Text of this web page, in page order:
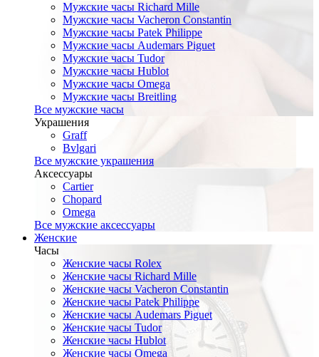
Мужские часы Richard Mille
Мужские часы Vacheron Constantin
Мужские часы Patek Philippe
Мужские часы Audemars Piguet
Мужские часы Tudor
Мужские часы Hublot
Мужские часы Omega
Мужские часы Breitling
Все мужские часы
Украшения
Graff
Bvlgari
Все мужские украшения
Аксессуары
Cartier
Chopard
Omega
Все мужские аксессуары
Женские
Часы
Женские часы Rolex
Женские часы Richard Mille
Женские часы Vacheron Constantin
Женские часы Patek Philippe
Женские часы Audemars Piguet
Женские часы Tudor
Женские часы Hublot
Женские часы Omega